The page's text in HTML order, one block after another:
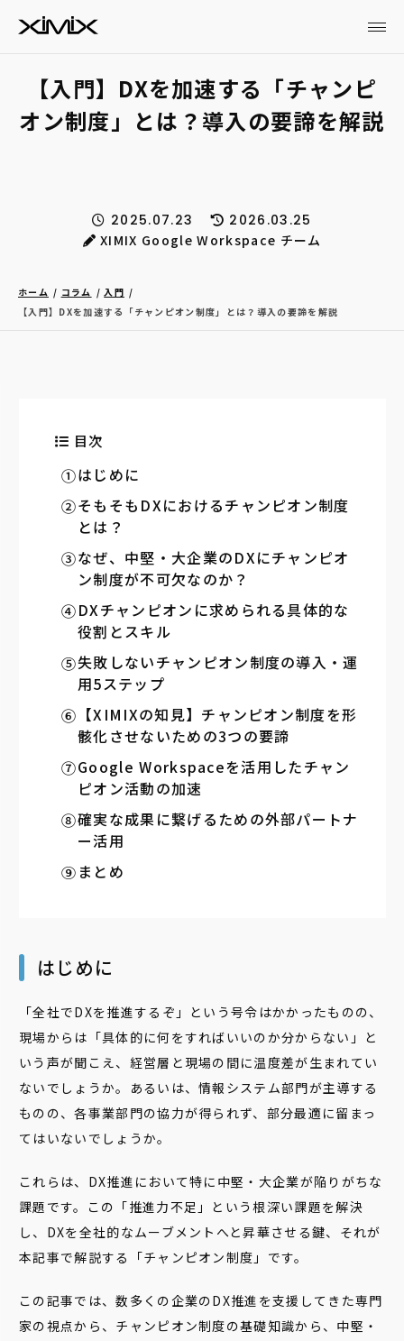
【入門】DXを加速する「チャンピ
オン制度」とは？導入の要諦を解説
2025.07.23
2026.03.25
XIMIX Google Workspace チーム
ホーム コラム
入門
【入門】DXを加速する「チャンピオン制度」とは？導入の要諦を解説
目次
はじめに
そもそもDXにおけるチャンピオン制度
とは？
なぜ、中堅・大企業のDXにチャンピオ
ン制度が不可欠なのか？
DXチャンピオンに求められる具体的な
役割とスキル
失敗しないチャンピオン制度の導入・運
用5ステップ
【XIMIXの知見】チャンピオン制度を形
骸化させないための3つの要諦
Google Workspaceを活用したチャン
ピオン活動の加速
確実な成果に繋げるための外部パートナ
ー活用
まとめ
はじめに
「全社でDXを推進するぞ」という号令はかかったものの、
現場からは「具体的に何をすればいいのか分からない」と
いう声が聞こえ、経営層と現場の間に温度差が生まれてい
ないでしょうか。あるいは、情報システム部門が主導する
ものの、各事業部門の協力が得られず、部分最適に留まっ
てはいないでしょうか。
これらは、DX推進において特に中堅・大企業が陥りがちな
課題です。この「推進力不足」という根深い課題を解決
し、DXを全社的なムーブメントへと昇華させる鍵、それが
本記事で解説する「チャンピオン制度」です。
この記事では、数多くの企業のDX推進を支援してきた専門
家の視点から、チャンピオン制度の基礎知識から、中堅・